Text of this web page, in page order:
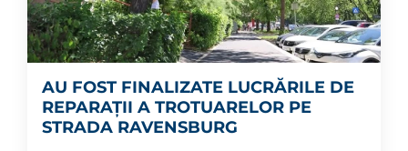
AU FOST FINALIZATE LUCRĂRILE DE
REPARAȚII A TROTUARELOR PE
STRADA RAVENSBURG